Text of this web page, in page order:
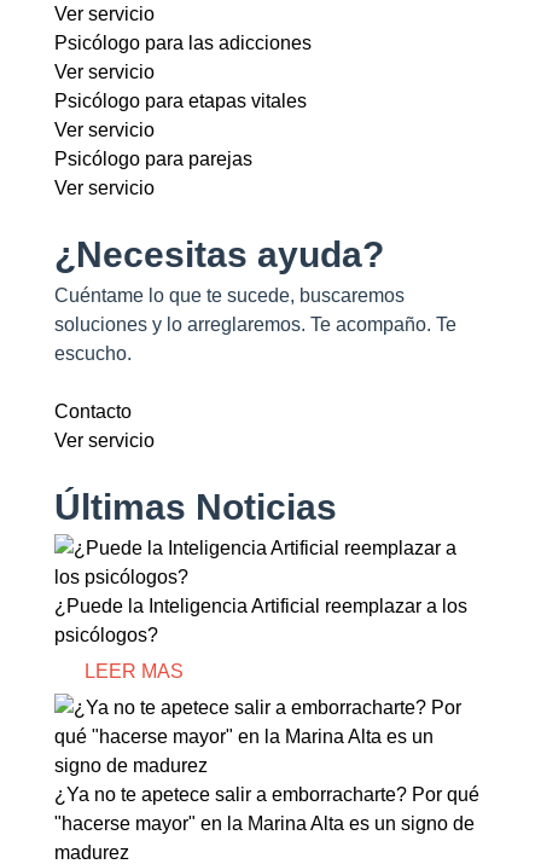
Ver servicio
Psicólogo para las adicciones
Ver servicio
Psicólogo para etapas vitales
Ver servicio
Psicólogo para parejas
Ver servicio
¿Necesitas ayuda?
Cuéntame lo que te sucede, buscaremos
soluciones y lo arreglaremos. Te acompaño. Te
escucho.
Contacto
Ver servicio
Últimas Noticias
¿Puede la Inteligencia Artificial reemplazar a los
psicólogos?
LEER MAS
¿Ya no te apetece salir a emborracharte? Por qué
"hacerse mayor" en la Marina Alta es un signo de
madurez